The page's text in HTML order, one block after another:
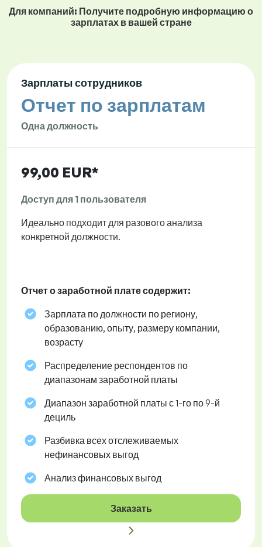
Для компаний: Получите подробную информацию о
зарплатах в вашей стране
Зарплаты сотрудников
Отчет по зарплатам
Одна должность
99,00 EUR*
Доступ для 1 пользователя
Идеально подходит для разового анализа
конкретной должности.
Отчет о заработной плате содержит:
Зарплата по должности по региону,
образованию, опыту, размеру компании,
возрасту
Распределение респондентов по
диапазонам заработной платы
Диапазон заработной платы с 1-го по 9-й
дециль
Разбивка всех отслеживаемых
нефинансовых выгод
Анализ финансовых выгод
Заказать